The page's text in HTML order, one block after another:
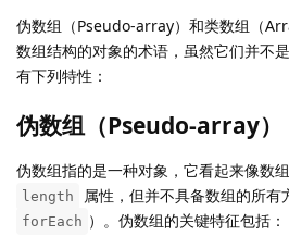
伪数组（Pseudo-array）和类数组（
数组结构的对象的术语，虽然它们并不
有下列特性：
伪数组（Pseudo-array）
伪数组指的是一种对象，它看起来像数
length 属性，但并不具备数组的所有
forEach ）。伪数组的关键特征包括：